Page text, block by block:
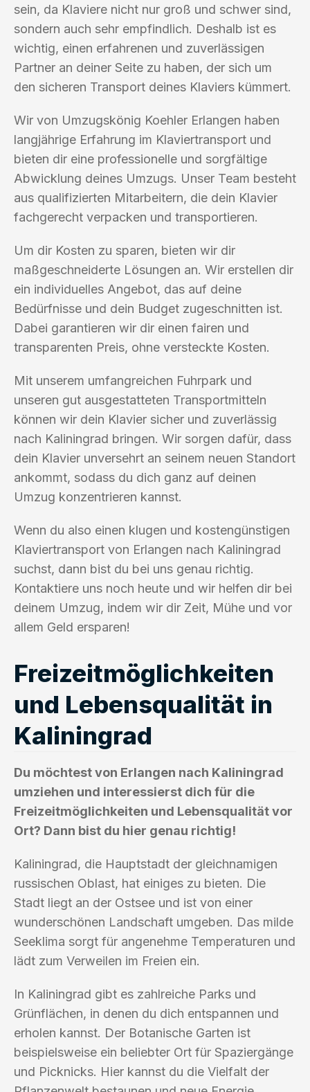
sein, da Klaviere nicht nur groß und schwer sind,
sondern auch sehr empfindlich. Deshalb ist es
wichtig, einen erfahrenen und zuverlässigen
Partner an deiner Seite zu haben, der sich um
den sicheren Transport deines Klaviers kümmert.
Wir von Umzugskönig Koehler Erlangen haben
langjährige Erfahrung im Klaviertransport und
bieten dir eine professionelle und sorgfältige
Abwicklung deines Umzugs. Unser Team besteht
aus qualifizierten Mitarbeitern, die dein Klavier
fachgerecht verpacken und transportieren.
Um dir Kosten zu sparen, bieten wir dir
maßgeschneiderte Lösungen an. Wir erstellen dir
ein individuelles Angebot, das auf deine
Bedürfnisse und dein Budget zugeschnitten ist.
Dabei garantieren wir dir einen fairen und
transparenten Preis, ohne versteckte Kosten.
Mit unserem umfangreichen Fuhrpark und
unseren gut ausgestatteten Transportmitteln
können wir dein Klavier sicher und zuverlässig
nach Kaliningrad bringen. Wir sorgen dafür, dass
dein Klavier unversehrt an seinem neuen Standort
ankommt, sodass du dich ganz auf deinen
Umzug konzentrieren kannst.
Wenn du also einen klugen und kostengünstigen
Klaviertransport von Erlangen nach Kaliningrad
suchst, dann bist du bei uns genau richtig.
Kontaktiere uns noch heute und wir helfen dir bei
deinem Umzug, indem wir dir Zeit, Mühe und vor
allem Geld ersparen!
Freizeitmöglichkeiten
und Lebensqualität in
Kaliningrad
Du möchtest von Erlangen nach Kaliningrad
umziehen und interessierst dich für die
Freizeitmöglichkeiten und Lebensqualität vor
Ort? Dann bist du hier genau richtig!
Kaliningrad, die Hauptstadt der gleichnamigen
russischen Oblast, hat einiges zu bieten. Die
Stadt liegt an der Ostsee und ist von einer
wunderschönen Landschaft umgeben. Das milde
Seeklima sorgt für angenehme Temperaturen und
lädt zum Verweilen im Freien ein.
In Kaliningrad gibt es zahlreiche Parks und
Grünflächen, in denen du dich entspannen und
erholen kannst. Der Botanische Garten ist
beispielsweise ein beliebter Ort für Spaziergänge
und Picknicks. Hier kannst du die Vielfalt der